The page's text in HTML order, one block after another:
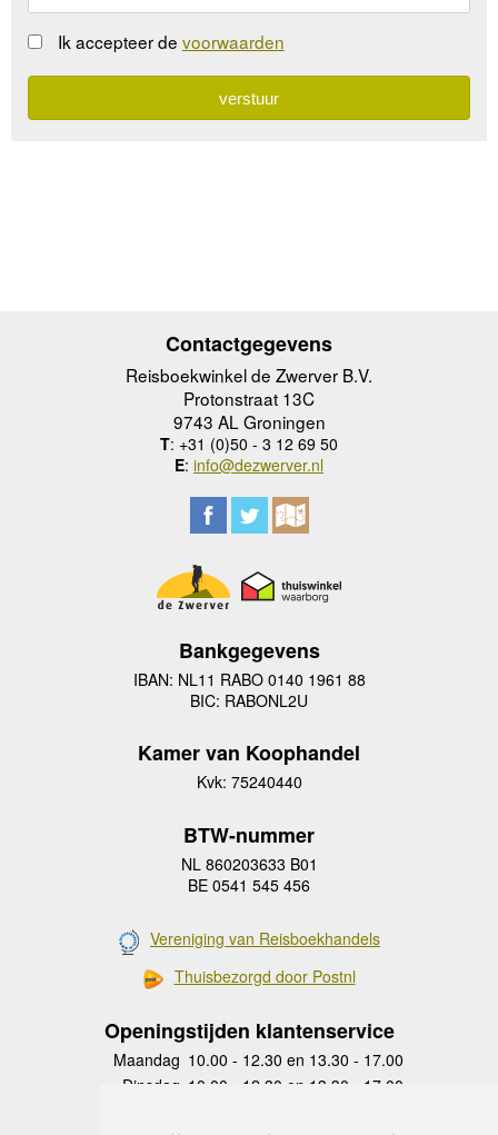
Ik accepteer de voorwaarden
Contactgegevens
Reisboekwinkel de Zwerver B.V.
Protonstraat 13C
9743 AL Groningen
T: +31 (0)50 - 3 12 69 50
E: info@dezwerver.nl
Bankgegevens
IBAN: NL11 RABO 0140 1961 88
BIC: RABONL2U
Kamer van Koophandel
Kvk: 75240440
BTW-nummer
NL 860203633 B01
BE 0541 545 456
Vereniging van Reisboekhandels
Thuisbezorgd door Postnl
Openingstijden klantenservice
Maandag 10.00 - 12.30 en 13.30 - 17.00
Dinsdag 10.00 - 12.30 en 13.30 - 17.00